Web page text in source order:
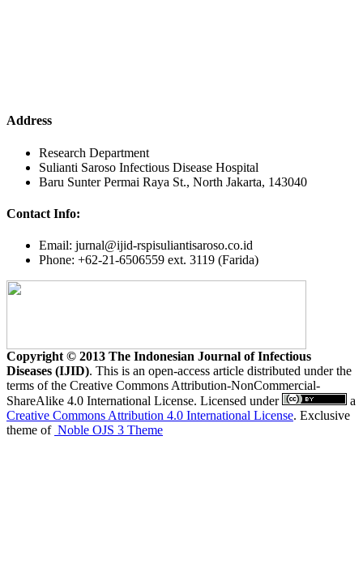
Address
Research Department
Sulianti Saroso Infectious Disease Hospital
Baru Sunter Permai Raya St., North Jakarta, 143040
Contact Info:
Email: jurnal@ijid-rspisuliantisaroso.co.id
Phone: +62-21-6506559 ext. 3119 (Farida)
Copyright © 2013 The Indonesian Journal of Infectious
Diseases (IJID). This is an open-access article distributed under the
terms of the Creative Commons Attribution-NonCommercial-
ShareAlike 4.0 International License. Licensed under
a
Creative Commons Attribution 4.0 International License. Exclusive
theme of Noble OJS 3 Theme